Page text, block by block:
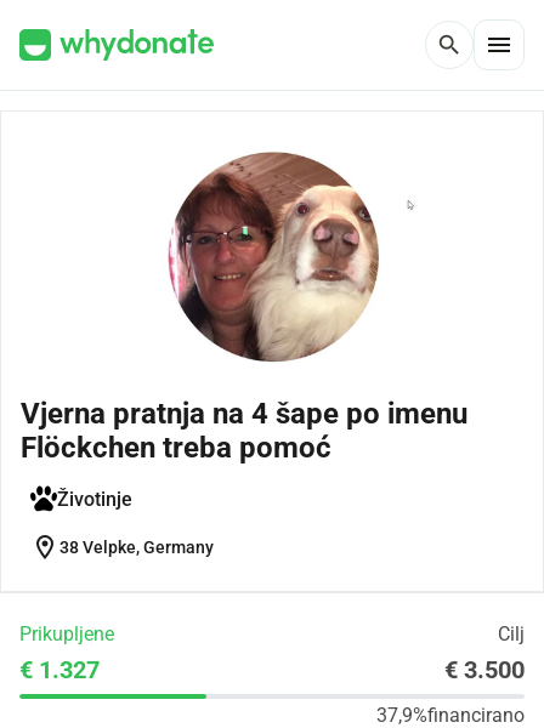
search menu
Vjerna pratnja na 4 šape po imenu
Flöckchen treba pomoć
Životinje
location_on 38 Velpke, Germany
Prikupljene Cilj
€ 1.327 € 3.500
37,9%financirano